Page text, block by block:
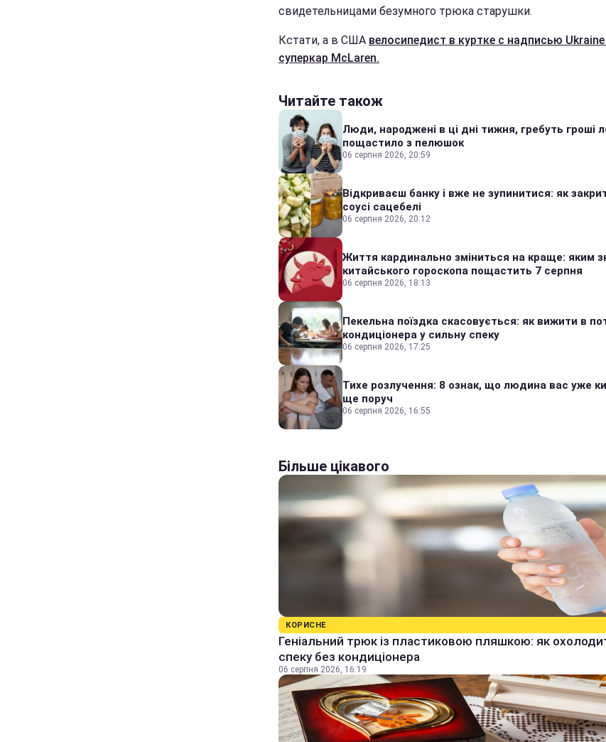
свидетельницами безумного трюка старушки.
Кстати, а в США велосипедист в куртке с надписью
суперкар McLaren.
Читайте також
Люди, народжені в ці дні тижня, гребуть гроші
пощастило з пелюшок
06 серпня 2026, 20:59
Відкриваєш банку і вже не зупинитися: як
соусі сацебелі
06 серпня 2026, 20:12
Життя кардинально зміниться на краще: яким
китайського гороскопа пощастить 7 серпня
06 серпня 2026, 18:13
Пекельна поїздка скасовується: як вижити в
кондиціонера у сильну спеку
06 серпня 2026, 17:25
Тихе розлучення: 8 ознак, що людина вас уже
ще поруч
06 серпня 2026, 16:55
Більше цікавого
КОРИСНЕ
Геніальний трюк із пластиковою пляшкою: як
спеку без кондиціонера
06 серпня 2026, 16:19